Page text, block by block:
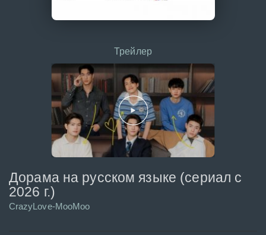
Дорама на русском языке (сериал с
2026 г.)
CrazyLove-MooMoo
Трейлер